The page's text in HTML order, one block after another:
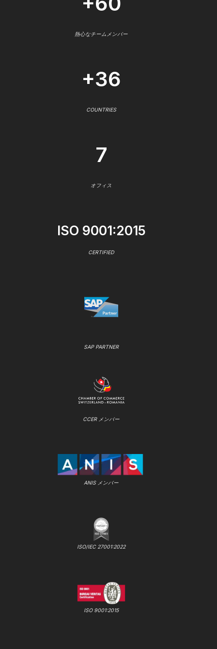
熱心なチームメンバー
+36
COUNTRIES
7
オフィス
ISO 9001:2015
CERTIFIED
SAP PARTNER
CCER メンバー
ANIS メンバー
ISO/IEC 27001:2022
ISO 9001:2015